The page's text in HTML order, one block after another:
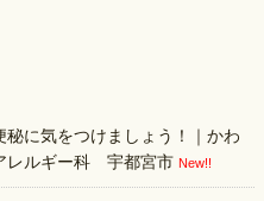
に気をつけましょう！｜かわ
ルギー科 宇都宮市 New!!